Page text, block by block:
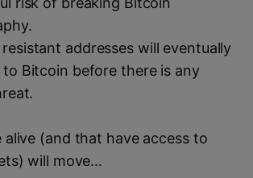
addresses will eventually
to Bitcoin before there is any
alive (and that have access to
will move…